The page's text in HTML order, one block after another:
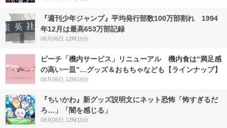
『週刊少年ジャンプ』平均発行部数100万部割れ 1994
年12月は最高653万部記録
08月06日 12時16分
ピーチ「機内サービス」リニューアル 機内食は“満足感
の高い一皿”…グッズ＆おもちゃなども【ラインナップ】
08月06日 12時16分
『ちいかわ』新グッズ説明文にネット恐怖「怖すぎるだ
ろ…」「闇を感じる」
08月06日 12時15分